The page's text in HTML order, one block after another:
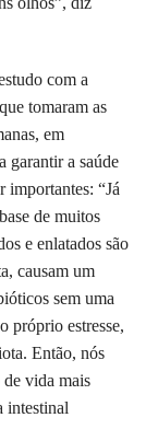
com a
tomaram as
em
garantir a saúde
importantes: “Já
de muitos
e enlatados são
causam um
sem uma
próprio estresse,
Então, nós
de vida mais
intestinal